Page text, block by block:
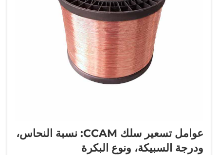
عوامل تسعير سلك CCAM: نسبة النحاس،
ودرجة السبيكة، ونوع البكرة